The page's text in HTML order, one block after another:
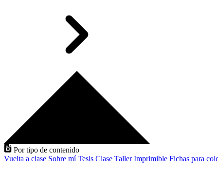
Por tipo de contenido
Vuelta a clase Sobre míTesis Clase TallerImprimible Fichas para